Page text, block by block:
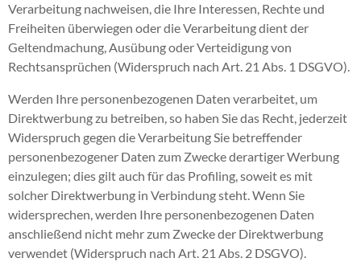
Verarbeitung nachweisen, die Ihre Interessen, Rechte und
Freiheiten überwiegen oder die Verarbeitung dient der
Geltendmachung, Ausübung oder Verteidigung von
Rechtsansprüchen (Widerspruch nach Art. 21 Abs. 1 DSGVO).
Werden Ihre personenbezogenen Daten verarbeitet, um
Direktwerbung zu betreiben, so haben Sie das Recht, jederzeit
Widerspruch gegen die Verarbeitung Sie betreffender
personenbezogener Daten zum Zwecke derartiger Werbung
einzulegen; dies gilt auch für das Profiling, soweit es mit
solcher Direktwerbung in Verbindung steht. Wenn Sie
widersprechen, werden Ihre personenbezogenen Daten
anschließend nicht mehr zum Zwecke der Direktwerbung
verwendet (Widerspruch nach Art. 21 Abs. 2 DSGVO).